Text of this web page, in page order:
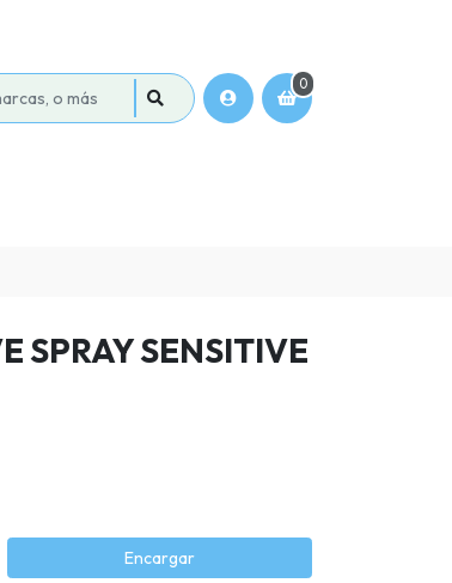
0
SPRAY SENSITIVE
Encargar